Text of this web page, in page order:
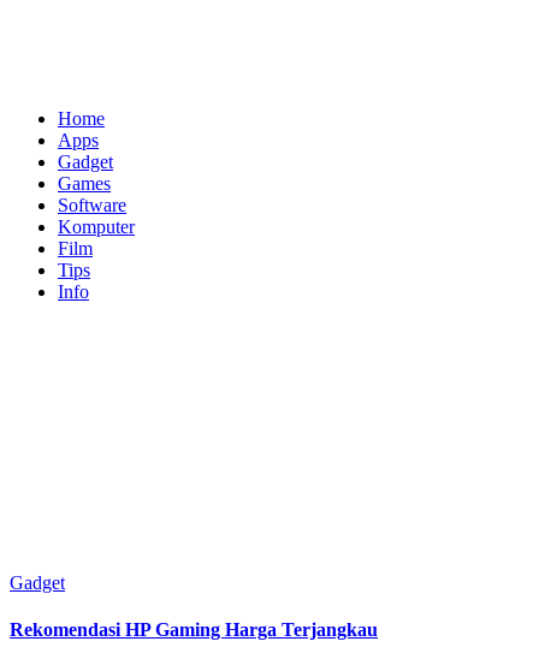
Home
Apps
Gadget
Games
Software
Komputer
Film
Tips
Info
Gadget
Rekomendasi HP Gaming Harga Terjangkau